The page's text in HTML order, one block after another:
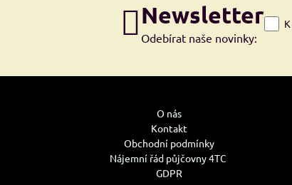
Newsletter
Odebírat naše novinky:
O nás
Kontakt
Obchodní podmínky
Nájemní řád půjčovny 4TC
GDPR